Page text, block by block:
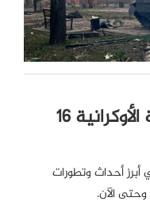
آخر تطورات الحرب الروسية الأوكرانية 16
أبرز أحداث وتطورات
وحتى الآن.